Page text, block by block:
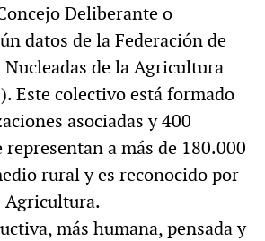
Deliberante o
datos de la Federación de
de la Agricultura
Este colectivo está formado
asociadas y 400
representan a más de 180.000
rural y es reconocido por
más humana, pensada y